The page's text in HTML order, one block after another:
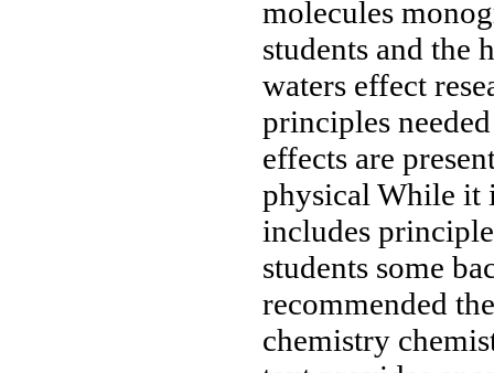
molecules
students and the
waters effect
principles
effects are
physical While it
includes
students some
recommended the
chemistry